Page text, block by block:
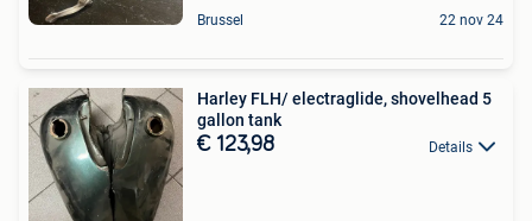
Brussel 22 nov 24
Harley FLH/ electraglide, shovelhead 5
gallon tank
€ 123,98 Details